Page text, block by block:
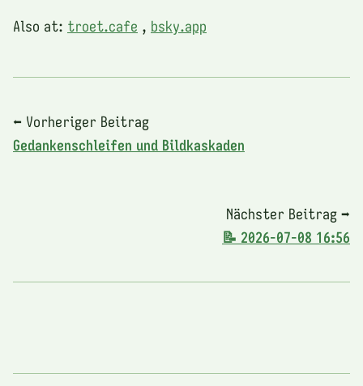
Also at: troet.cafe , bsky.app
⬅ Vorheriger Beitrag
Gedankenschleifen und Bildkaskaden
Nächster Beitrag ➡
📝 2026-07-08 16:56